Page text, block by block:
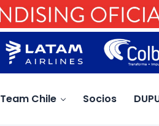
Team Chile Socios